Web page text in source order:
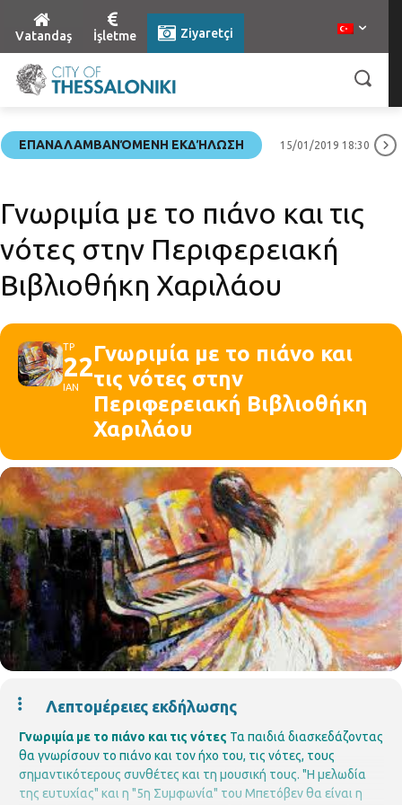
Vatandaş İşletme Ziyaretçi
ΕΠΑΝΑΛΑΜΒΑΝΌΜΕΝΗ ΕΚΔΉΛΩΣΗ 15/01/2019 18:30
Γνωριμία με το πιάνο και τις
νότες στην Περιφερειακή
Βιβλιοθήκη Χαριλάου
ΤΡ
22
ΙΑΝ
Γνωριμία με το πιάνο και
τις νότες στην
Περιφερειακή Βιβλιοθήκη
Χαριλάου
Λεπτομέρειες εκδήλωσης
Γνωριμία με το πιάνο και τις νότες Τα παιδιά διασκεδάζοντας
θα γνωρίσουν το πιάνο και τον ήχο του, τις νότες, τους
σημαντικότερους συνθέτες και τη μουσική τους. "Η μελωδία
της ευτυχίας" και η "5η Συμφωνία" του Μπετόβεν θα είναι η